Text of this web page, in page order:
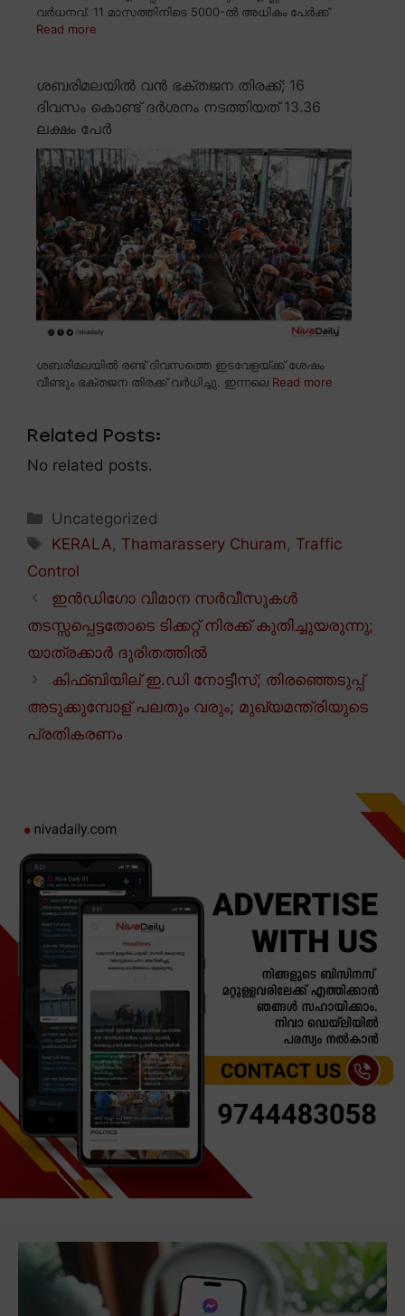
വർധനവ്. 11 മാസത്തിനിടെ 5000-ൽ അധികം പേർക്ക്
Read more
ശബരിമലയിൽ വൻ ഭക്തജന തിരക്ക്; 16
ദിവസം കൊണ്ട് ദർശനം നടത്തിയത് 13.36
ലക്ഷം പേർ
ശബരിമലയിൽ രണ്ട് ദിവസത്തെ ഇടവേളയ്ക്ക് ശേഷം
വീണ്ടും ഭക്തജന തിരക്ക് വർധിച്ചു. ഇന്നലെ Read more
Related Posts:
No related posts.
Categories
Uncategorized
Tags
KERALA, Thamarassery Churam, Traffic
Control
ഇൻഡിഗോ വിമാന സർവീസുകൾ
തടസ്സപ്പെട്ടതോടെ ടിക്കറ്റ് നിരക്ക് കുതിച്ചുയരുന്നു;
യാത്രക്കാർ ദുരിതത്തിൽ
കിഫ്ബിയില് ഇ.ഡി നോട്ടീസ്; തിരഞ്ഞെടുപ്പ്
അടുക്കുമ്പോള് പലതും വരും; മുഖ്യമന്ത്രിയുടെ
പ്രതികരണം